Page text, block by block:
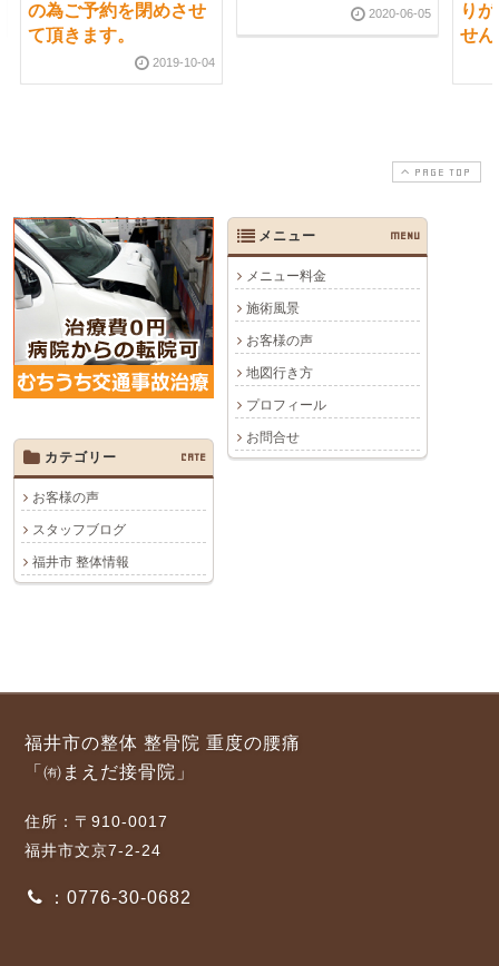
の為ご予約を閉めさせ
て頂きます。
2019-10-04
2020-06-05
り
せん
PAGE TOP
メニュー MENU
メニュー料金
施術風景
お客様の声
地図行き方
プロフィール
お問合せ
カテゴリー
CATE
お客様の声
スタッフブログ
福井市 整体情報
福井市の整体 整骨院 重度の腰痛
「㈲まえだ接骨院」
住所：〒910-0017
福井市文京7-2-24
：0776-30-0682